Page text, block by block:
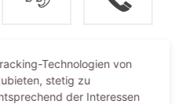
kostenlos
Technologien von
stetig zu
der Interessen